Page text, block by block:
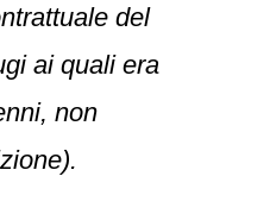
del
ai quali era
non